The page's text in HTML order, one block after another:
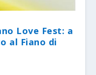
Love Fest: a
al Fiano di